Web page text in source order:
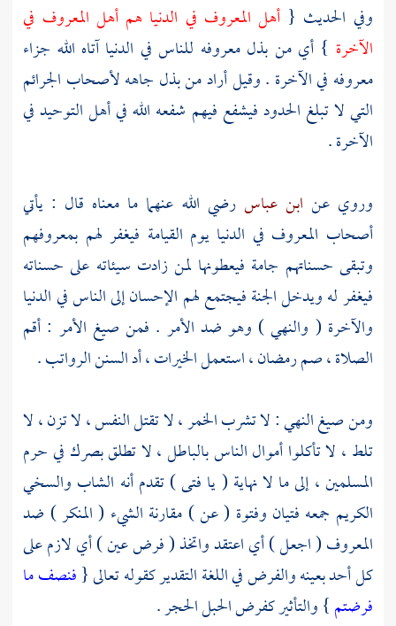
وفي الحديث { أهل المعروف في الدنيا هم أهل المعروف في
الآخرة } أي من بذل معروفه للناس في الدنيا آتاه الله جزاء
معروفه في الآخرة . وقيل أراد من بذل جاهه لأصحاب الجرائم
التي لا تبلغ الحدود فيشفع فيهم شفعه الله في أهل التوحيد في
الآخرة .
وروي عن ابن عباسرضي الله عنهما ما معناه قال : يأتي
أصحاب المعروف في الدنيا يوم القيامة فيغفر لهم بمعروفهم
وتبقى حسناتهم جامة فيعطونها لمن زادت سيئاته على حسناته
فيغفر له ويدخل الجنة فيجتمع لهم الإحسان إلى الناس في الدنيا
والآخرة ( والنهي ) وهو ضد الأمر . فمن صيغ الأمر : أقم
الصلاة ، صم رمضان ، استعمل الخيرات ، أد السنن الرواتب .
ومن صيغ النهي : لا تشرب الخمر ، لا تقتل النفس ، لا تزن ، لا
تلط ، لا تأكلوا أموال الناس بالباطل ، لا تطلق بصرك في حرم
المسلمين ، إلى ما لا نهاية ( يا فتى ) تقدم أنه الشاب والسخي
الكريم جمعه فتيان وفتوة ( عن ) مقارنة الشيء ( المنكر ) ضد
المعروف ( اجعل ) أي اعتقد واتخذ ( فرض عين ) أي لازم على
كل أحد بعينه والفرض في اللغة التقدير كقوله تعالى {فنصف ما
فرضتم} والتأثير كفرض الحبل الحجر .